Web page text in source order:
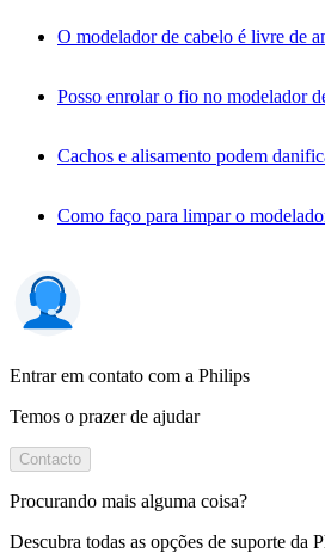
O modelador de cabelo é livre de
Posso enrolar o fio no modelador
Cachos e alisamento podem
Como faço para limpar o
Entrar em contato com a Philips
Temos o prazer de ajudar
Contacto
Procurando mais alguma coisa?
Descubra todas as opções de suporte da